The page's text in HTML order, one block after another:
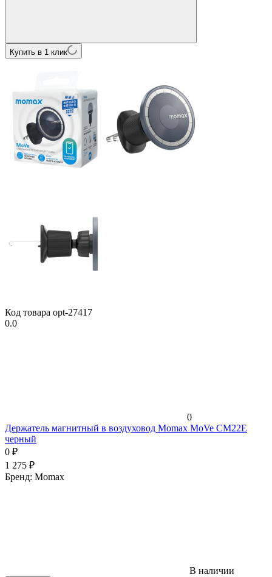
Купить в 1 клик
Код товара opt-27417
0.0
0
Держатель магнитный в воздуховод Momax MoVe CM22E
черный
0 ₽
1 275 ₽
Бренд: Momax
В наличии